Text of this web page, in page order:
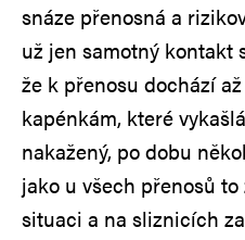
snáze přenosná a
už jen samotný kontakt
že k přenosu dochází
kapénkám, které
nakažený, po dobu
jako u všech přenosů
situaci a na sliznicích